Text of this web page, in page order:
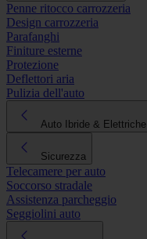
Penne ritocco carrozzeria
Design carrozzeria
Parafanghi
Finiture esterne
Protezione
Deflettori aria
Pulizia dell'auto
Auto Ibride & Elettriche
Sicurezza
Telecamere per auto
Soccorso stradale
Assistenza parcheggio
Seggiolini auto